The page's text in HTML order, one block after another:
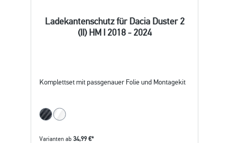
Ladekantenschutz für Dacia Duster 2
(II) HM I 2018 - 2024
Komplettset mit passgenauer Folie und Montagekit
Varianten ab 34,99 €*